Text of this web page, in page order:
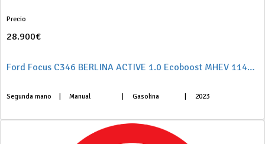
Precio
28.900€
Ford Focus C346 BERLINA ACTIVE 1.0 Ecoboost MHEV 114KW (155CV) S6.2
Segunda mano Manual Gasolina 2023